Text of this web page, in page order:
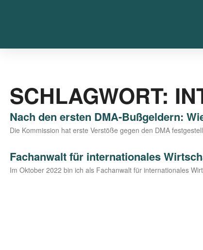
SCHLAGWORT:
Nach den ersten DMA-Bußgeldern:
Die Kom­mis­si­on hat ers­te Ver­stö­ße gegen den DMA
Fachanwalt für internationales
Im Okto­ber 2022 bin ich als Fach­an­walt für inter­na­tio­na­les